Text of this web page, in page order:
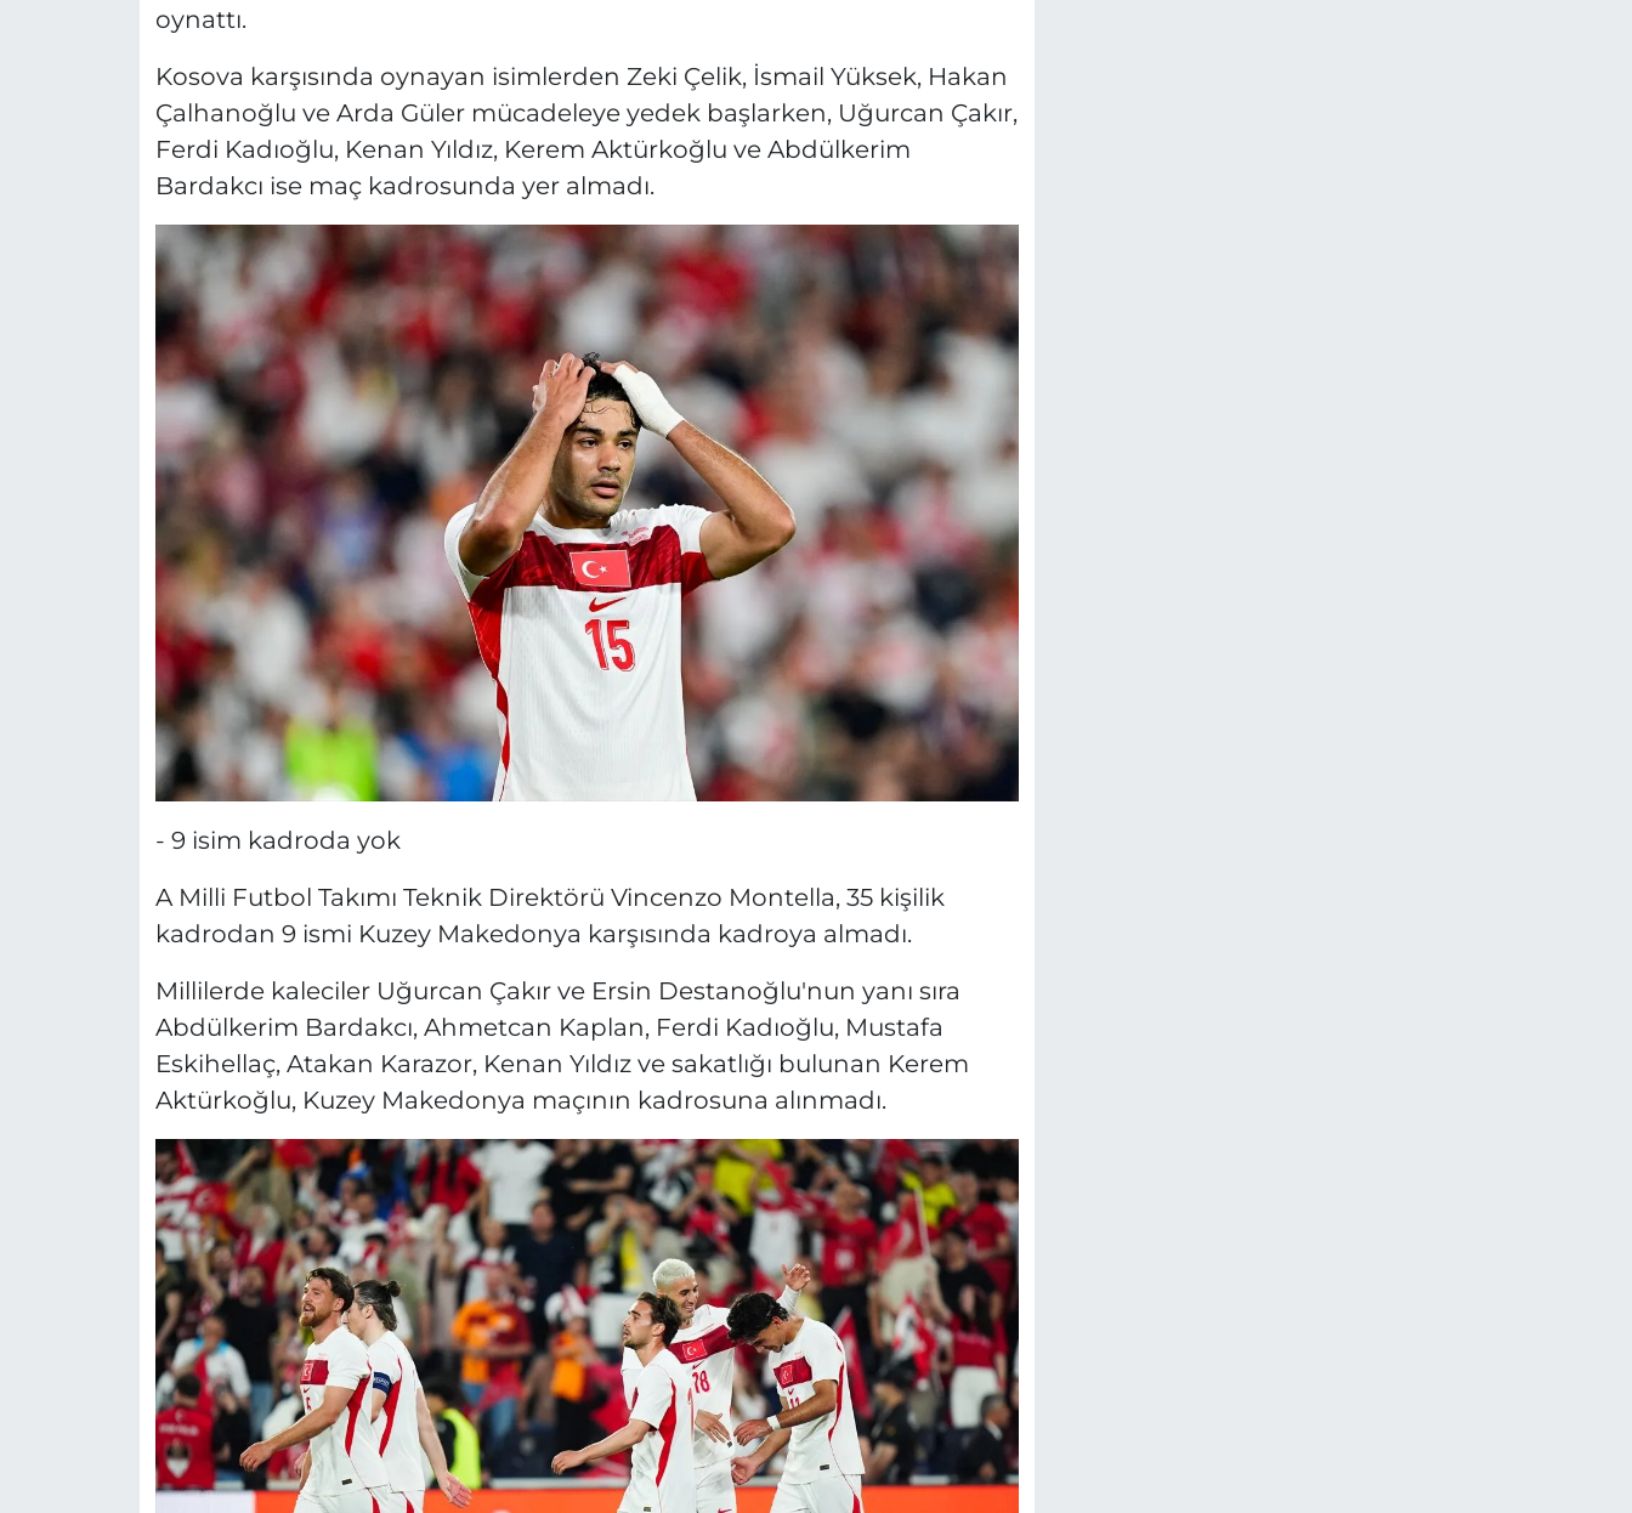
oynattı.
Kosova karşısında oynayan isimlerden Zeki Çelik, İsmail Yüksek, Hakan
Çalhanoğlu ve Arda Güler mücadeleye yedek başlarken, Uğurcan Çakır,
Ferdi Kadıoğlu, Kenan Yıldız, Kerem Aktürkoğlu ve Abdülkerim
Bardakcı ise maç kadrosunda yer almadı.
- 9 isim kadroda yok
A Milli Futbol Takımı Teknik Direktörü Vincenzo Montella, 35 kişilik
kadrodan 9 ismi Kuzey Makedonya karşısında kadroya almadı.
Millilerde kaleciler Uğurcan Çakır ve Ersin Destanoğlu'nun yanı sıra
Abdülkerim Bardakcı, Ahmetcan Kaplan, Ferdi Kadıoğlu, Mustafa
Eskihellaç, Atakan Karazor, Kenan Yıldız ve sakatlığı bulunan Kerem
Aktürkoğlu, Kuzey Makedonya maçının kadrosuna alınmadı.